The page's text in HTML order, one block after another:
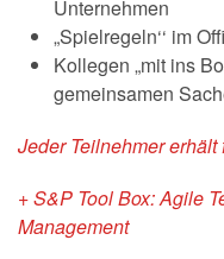
Unternehmen
„Spielregeln‘‘ im
Kollegen „mit ins
gemeinsamen
Jeder Teilnehmer
+ S&P Tool Box: Agile
Management